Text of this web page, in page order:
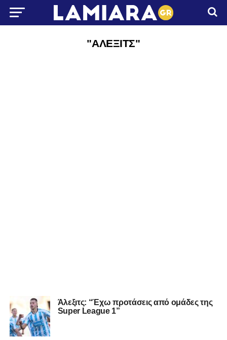
"ΑΛΕΞΙΤΣ"
Άλεξιτς: “Έχω προτάσεις από ομάδες της
Super League 1”